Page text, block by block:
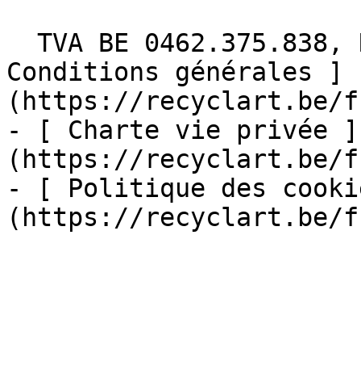
Conditions générales ]
(https://recyclart.be/
- [ Charte vie privée ]
(https://recyclart.be/
- [ Politique des